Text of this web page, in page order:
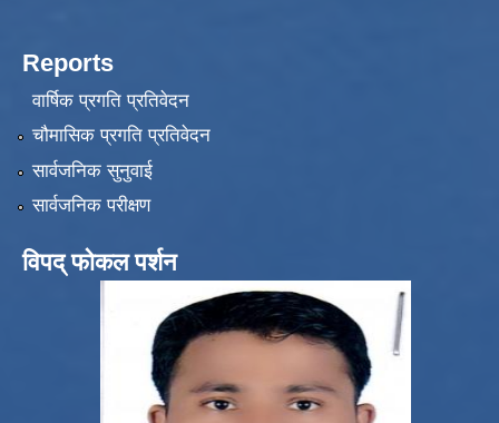
Reports
वार्षिक प्रगति प्रतिवेदन
चौमासिक प्रगति प्रतिवेदन
सार्वजनिक सुनुवाई
सार्वजनिक परीक्षण
विपद् फोकल पर्शन